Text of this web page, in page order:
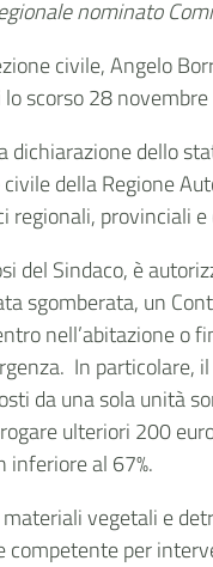
nominato
civile, Angelo
scorso 28
dichiarazione dello
della Regione
provinciali
del Sindaco, è
sgomberata, un
nell’abitazione
In
da una sola unità
ulteriori 200
al 67%.
vegetali e
per